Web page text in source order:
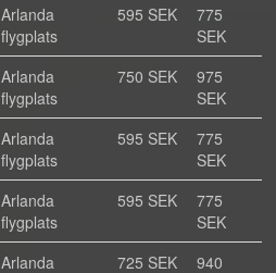
Arlanda
flygplats
595 SEK
775
SEK
Arlanda
flygplats
750 SEK
975
SEK
Arlanda
flygplats
595 SEK
775
SEK
Arlanda
flygplats
595 SEK
775
SEK
Arlanda
725 SEK
940